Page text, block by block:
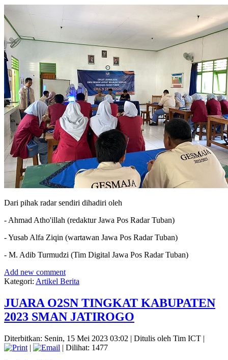
Dari pihak radar sendiri dihadiri oleh
- Ahmad Atho'illah (redaktur Jawa Pos Radar Tuban)
- Yusab Alfa Ziqin (wartawan Jawa Pos Radar Tuban)
- M. Adib Turmudzi (Tim Digital Jawa Pos Radar Tuban)
Add new comment
Kategori: Artikel Berita
JUARA O2SN TINGKAT KABUPATEN
2023 SMAN JATIROGO
Diterbitkan: Senin, 15 Mei 2023 03:02 | Ditulis oleh Tim ICT |
|
| Dilihat: 1477